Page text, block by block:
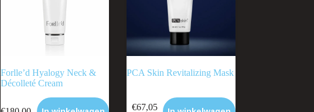
Forlle’d Hyalogy Neck &
Décolleté Cream
PCA Skin Revitalizing Mask
€67,05